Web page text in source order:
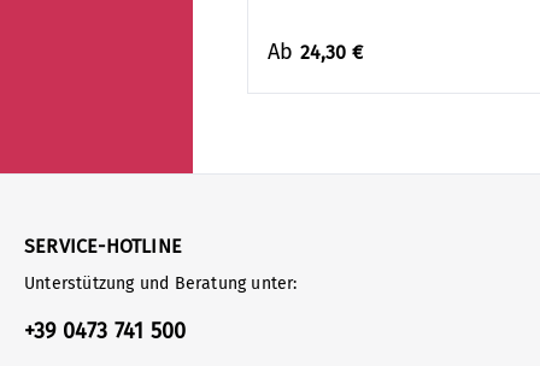
Ab 24,30 €
SERVICE-HOTLINE
Unterstützung und Beratung unter:
+39 0473 741 500